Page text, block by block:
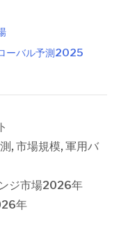
ーバル予測2025
, 市場規模, 軍用バ
ジ市場2026年
年